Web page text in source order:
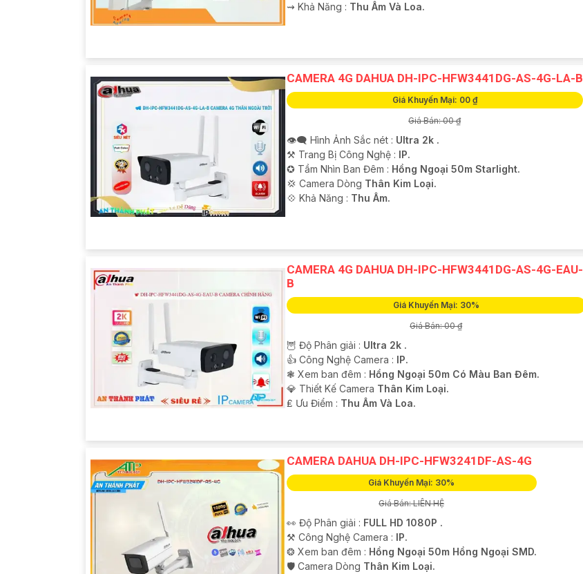
️⇝ Khả Năng : Thu Âm Và Loa.
CAMERA 4G DAHUA DH-IPC-HFW3441DG-AS-4G-LA-B
Giá Khuyến Mại: 00 ₫
Giá Bán: 00 ₫
👁️‍🗨 Hình Ảnh Sắc nét : Ultra 2k .
⚒ Trang Bị Công Nghệ :
IP.
✪ Tầm Nhìn Ban Đêm : Hồng Ngoại 50m Starlight.
💢 Camera Dòng Thân Kim Loại.
️💠 Khả Năng : Thu Âm.
CAMERA 4G DAHUA DH-IPC-HFW3441DG-AS-4G-EAU-
B
Giá Khuyến Mại: 30%
Giá Bán: 00 ₫
🦉 Độ Phân giải : Ultra 2k .
👍 Công Nghệ Camera : IP.
❃ Xem ban đêm : Hồng Ngoại 50m Có Màu Ban Đêm.
💎 Thiết Kế Camera Thân Kim Loại.
️₤ Ưu Điểm : Thu Âm Và Loa.
CAMERA DAHUA DH-IPC-HFW3241DF-AS-4G
Giá Khuyến Mại: 30%
Giá Bán: LIÊN HỆ
️
👀 Độ Phân giải : FULL HD 1080P .
⚒ Công Nghệ Camera : IP.
❂ Xem ban đêm : Hồng Ngoại 50m Hồng Ngoại SMD.
🛡 Camera Dòng Thân Kim Loại.